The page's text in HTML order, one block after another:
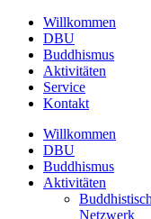
Willkommen
DBU
Buddhismus
Aktivitäten
Service
Kontakt
Willkommen
DBU
Buddhismus
Aktivitäten
Netzwerk